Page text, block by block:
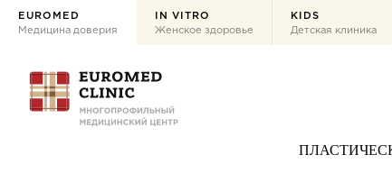
EUROMED
Медицина доверия
IN VITRO
Женское здоровье
KIDS
Детская клиника